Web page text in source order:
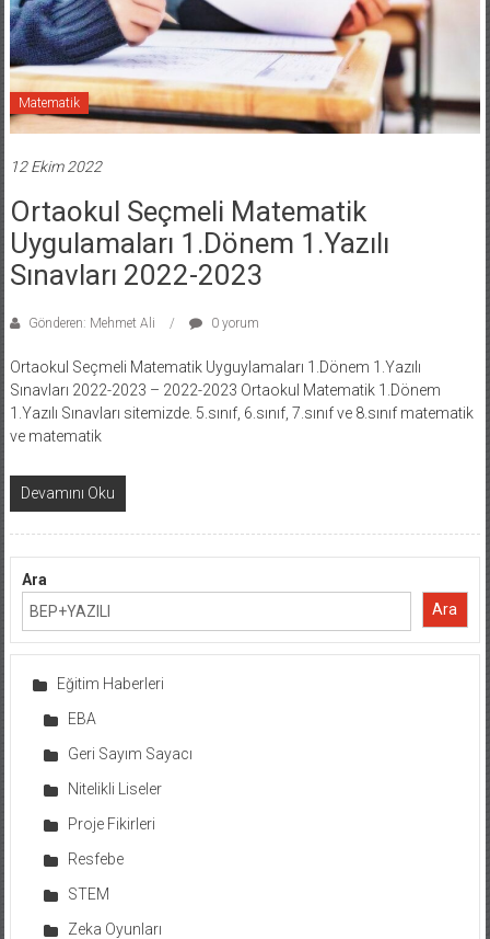
Matematik
12 Ekim 2022
Ortaokul Seçmeli Matematik
Uygulamaları 1.Dönem 1.Yazılı
Sınavları 2022-2023
Gönderen: Mehmet Ali 0 yorum
Ortaokul Seçmeli Matematik Uyguylamaları 1.Dönem 1.Yazılı
Sınavları 2022-2023 – 2022-2023 Ortaokul Matematik 1.Dönem
1.Yazılı Sınavları sitemizde. 5.sınıf, 6.sınıf, 7.sınıf ve 8.sınıf matematik
ve matematik
Devamını Oku
Ara
Ara
Eğitim Haberleri
EBA
Geri Sayım Sayacı
Nitelikli Liseler
Proje Fikirleri
Resfebe
STEM
Zeka Oyunları